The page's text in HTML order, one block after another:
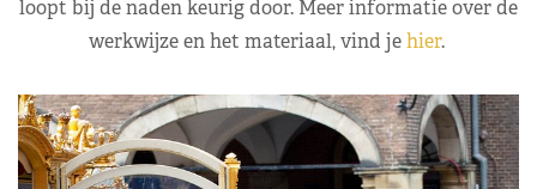
loopt bij de naden keurig door. Meer informatie over de
werkwijze en het materiaal, vind jehier.